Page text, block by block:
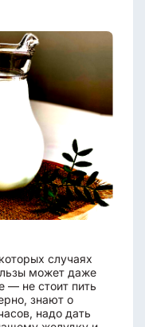
случаях
может даже
— не стоит пить
знают о
надо дать